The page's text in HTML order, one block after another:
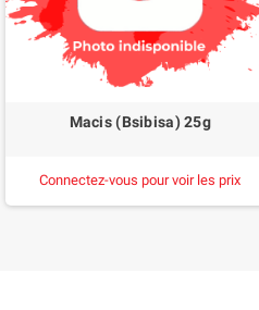
Macis (Bsibisa) 25g
Connectez-vous pour voir les prix